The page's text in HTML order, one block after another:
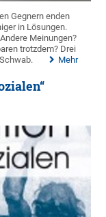
Gegnern enden
in Lösungen.
Meinungen?
trotzdem? Drei
Mehr